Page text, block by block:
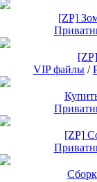
15$
[ZP]
15$
VIP файлы /
15$. SMA Full
15$
[ZP]
15$